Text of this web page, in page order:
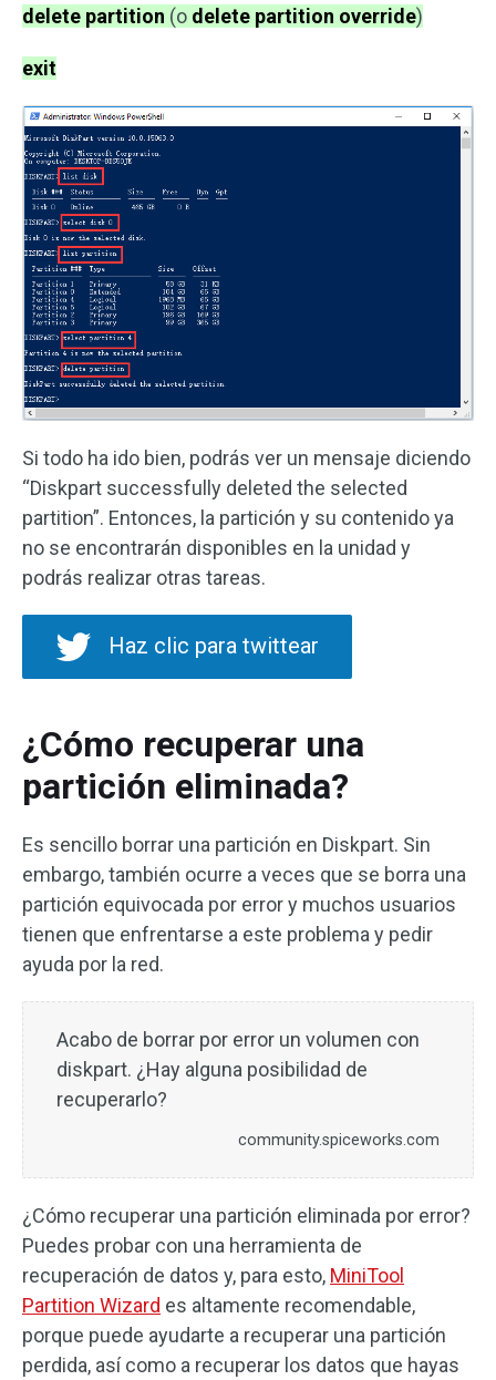
delete partition (o delete partition override)
exit
Si todo ha ido bien, podrás ver un mensaje diciendo
“Diskpart successfully deleted the selected
partition”. Entonces, la partición y su contenido ya
no se encontrarán disponibles en la unidad y
podrás realizar otras tareas.
Haz clic para twittear
¿Cómo recuperar una
partición eliminada?
Es sencillo borrar una partición en Diskpart. Sin
embargo, también ocurre a veces que se borra una
partición equivocada por error y muchos usuarios
tienen que enfrentarse a este problema y pedir
ayuda por la red.
Acabo de borrar por error un volumen con
diskpart. ¿Hay alguna posibilidad de
recuperarlo?
community.spiceworks.com
¿Cómo recuperar una partición eliminada por error?
Puedes probar con una herramienta de
recuperación de datos y, para esto, MiniTool
Partition Wizard es altamente recomendable,
porque puede ayudarte a recuperar una partición
perdida, así como a recuperar los datos que hayas